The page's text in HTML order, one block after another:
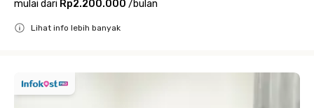
mulai dari Rp2.200.000 /bulan
Lihat info lebih banyak